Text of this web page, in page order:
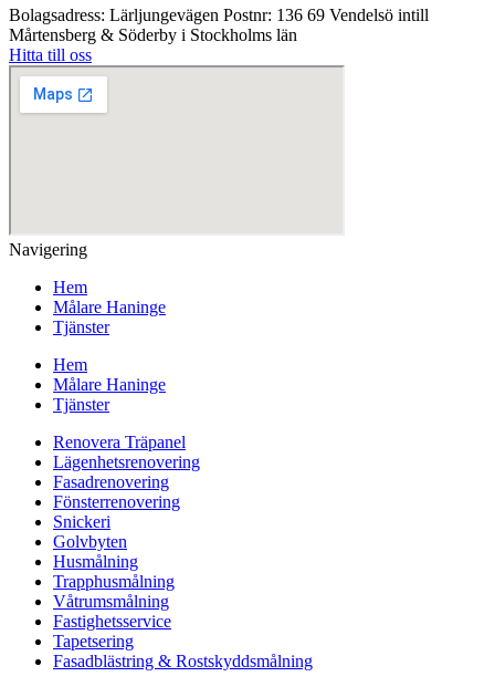
Bolagsadress: Lärljungevägen Postnr: 136 69 Vendelsö intill
Mårtensberg & Söderby i Stockholms län
Hitta till oss
Navigering
Hem
Målare Haninge
Tjänster
Hem
Målare Haninge
Tjänster
Renovera Träpanel
Lägenhetsrenovering
Fasadrenovering
Fönsterrenovering
Snickeri
Golvbyten
Husmålning
Trapphusmålning
Våtrumsmålning
Fastighetsservice
Tapetsering
Fasadblästring & Rostskyddsmålning